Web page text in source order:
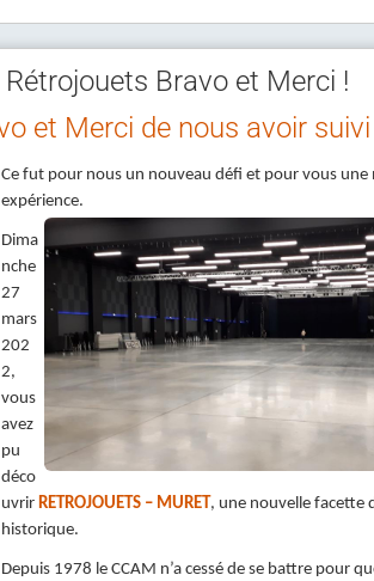
Rétrojouets Bravo et Merci !
et Merci de nous avoir suivi
Ce fut pour nous un nouveau défi et pour vous une
expérience.
Dima
nche
27
mars
202
2,
vous
avez
pu
déco
uvrir RETROJOUETS – MURET , une nouvelle facette
historique.
Depuis 1978 le CCAM n’a cessé de se battre pour